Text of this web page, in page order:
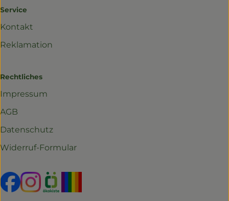
Service
Kontakt
Reklamation
Rechtliches
Impressum
AGB
Datenschutz
Widerruf-Formular
Externer Link zu https://www.facebook.com/
Externer Link zu https://